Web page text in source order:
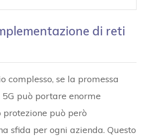
di reti
complesso, se la promessa
può portare enorme
può però
sfida per ogni azienda. Questo